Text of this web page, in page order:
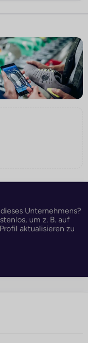
Unternehmens?
um z. B. auf
aktualisieren zu